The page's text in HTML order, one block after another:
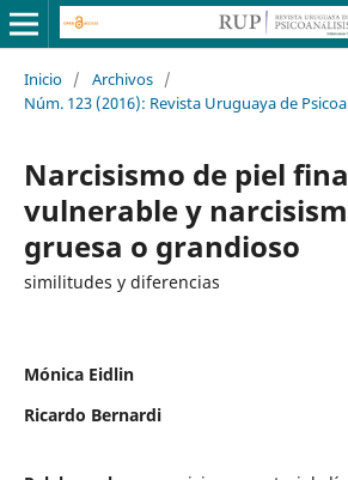
Inicio / Archivos /
Núm. 123 (2016): Revista Uruguaya de
Narcisismo de piel
vulnerable y
gruesa o grandioso
similitudes y diferencias
Mónica Eidlin
Ricardo Bernardi